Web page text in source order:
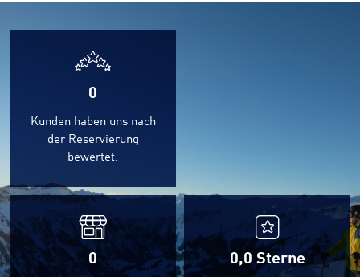
0
Kunden haben uns nach
der Reservierung
bewertet.
0 0,0Sterne